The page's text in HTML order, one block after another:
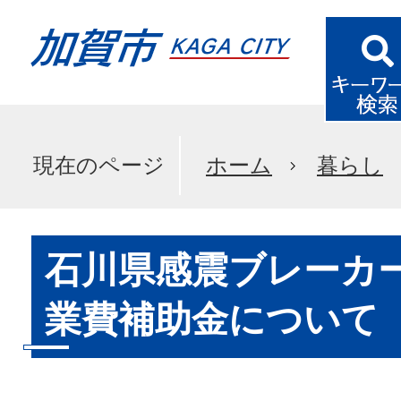
現在のページ ホーム 暮らし
石川県感震ブレーカ
業費補助金について